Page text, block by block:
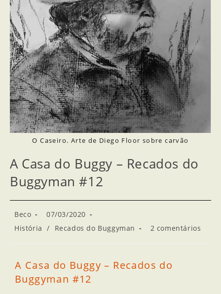
O Caseiro. Arte de Diego Floor sobre carvão
A Casa do Buggy – Recados do
Buggyman #12
Beco
07/03/2020
História
/ Recados do Buggyman 2 comentários
A Casa do Buggy – Recados do
Buggyman #12